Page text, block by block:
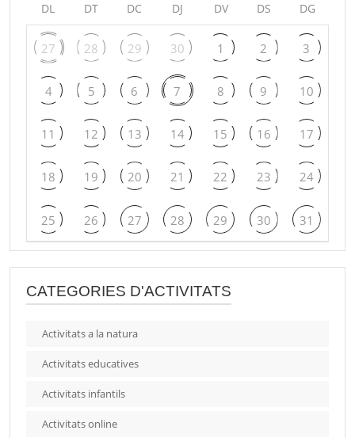
DL DT DC DJ DV DS DG
27 28 29 30 1 2 3
4 5 6 7 8 9 10
11 12 13 14 15 16 17
18 19 20 21 22 23 24
25 26 27 28 29 30 31
CATEGORIES D'ACTIVITATS
Activitats a la natura
Activitats educatives
Activitats infantils
Activitats online